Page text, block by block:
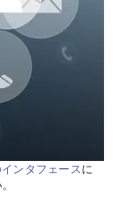
ンタフェースに